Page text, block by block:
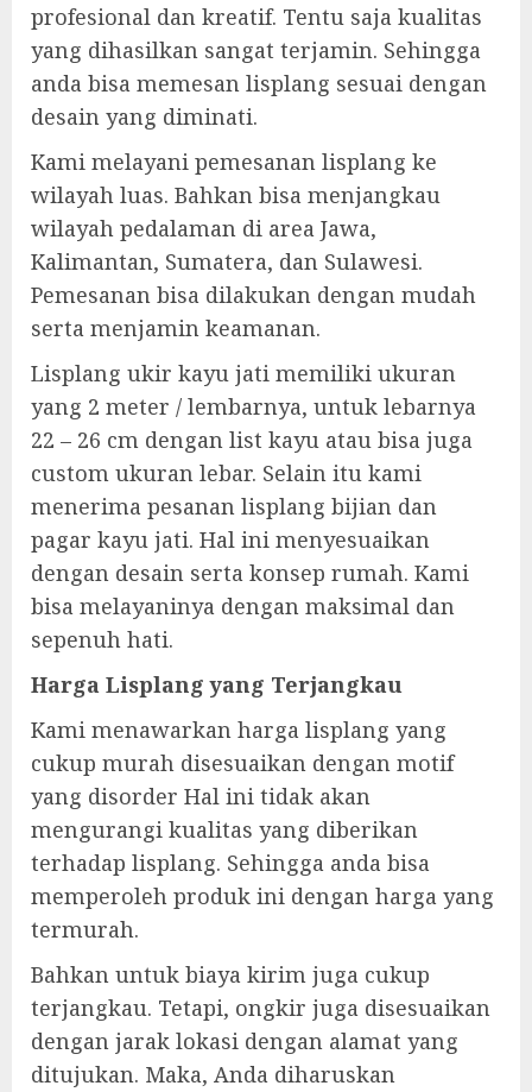
profesional dan kreatif. Tentu saja kualitas
yang dihasilkan sangat terjamin. Sehingga
anda bisa memesan lisplang sesuai dengan
desain yang diminati.
Kami melayani pemesanan lisplang ke
wilayah luas. Bahkan bisa menjangkau
wilayah pedalaman di area Jawa,
Kalimantan, Sumatera, dan Sulawesi.
Pemesanan bisa dilakukan dengan mudah
serta menjamin keamanan.
Lisplang ukir kayu jati memiliki ukuran
yang 2 meter / lembarnya, untuk lebarnya
22 – 26 cm dengan list kayu atau bisa juga
custom ukuran lebar. Selain itu kami
menerima pesanan lisplang bijian dan
pagar kayu jati. Hal ini menyesuaikan
dengan desain serta konsep rumah. Kami
bisa melayaninya dengan maksimal dan
sepenuh hati.
Harga Lisplang yang Terjangkau
Kami menawarkan harga lisplang yang
cukup murah disesuaikan dengan motif
yang disorder Hal ini tidak akan
mengurangi kualitas yang diberikan
terhadap lisplang. Sehingga anda bisa
memperoleh produk ini dengan harga yang
termurah.
Bahkan untuk biaya kirim juga cukup
terjangkau. Tetapi, ongkir juga disesuaikan
dengan jarak lokasi dengan alamat yang
ditujukan. Maka, Anda diharuskan